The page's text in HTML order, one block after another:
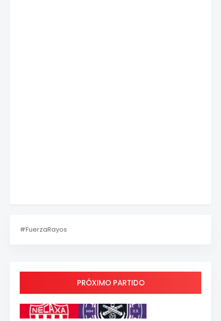
#FuerzaRayos
PRÓXIMO PARTIDO